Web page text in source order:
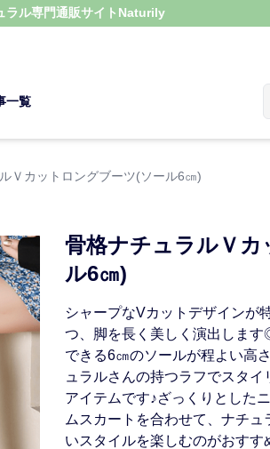
ラル専門通販サイト Naturily
一覧
Ｖカットロングブーツ(ソール6㎝)
骨格ナチュラルＶ
ル6㎝)
シャープなVカットデザインが
つ、脚を長く美しく演出しま
できる6㎝のソールが程よい高
ュラルさんの持つラフでスタ
アイテムです♪ざっくりとした
ムスカートを合わせて、ナチ
いスタイルを楽しむのがおす